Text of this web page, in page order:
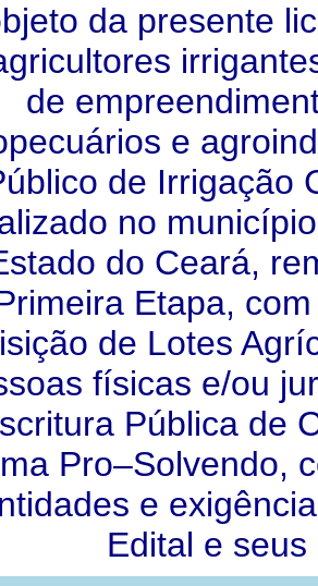
da presente
de
e
de Irrigação
no
do Ceará,
Etapa,
de Lotes
físicas e/ou
Pública de
Pro–Solvendo,
e
Edital e